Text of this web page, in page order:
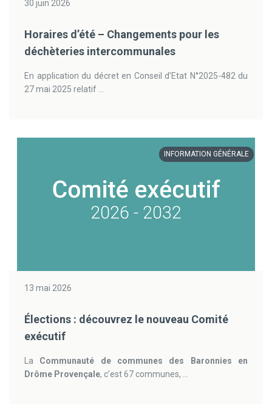
30 juin 2026
Horaires d’été – Changements pour les
déchèteries intercommunales
En application du décret en Conseil d’Etat N°2025-482 du
27 mai 2025 relatif ...
INFORMATION GÉNÉRALE
13 mai 2026
Élections : découvrez le nouveau Comité
exécutif
La Communauté de communes des Baronnies en
Drôme Provençale, c’est 67 communes, ...